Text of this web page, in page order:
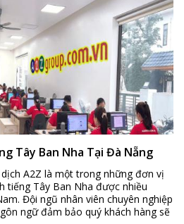
Tây Ban Nha Tại Đà Nẵng
A2Z là một trong những đơn vị
tiếng Tây Ban Nha được nhiều
Đội ngũ nhân viên chuyên nghiệp
ngữ đảm bảo quý khách hàng sẽ